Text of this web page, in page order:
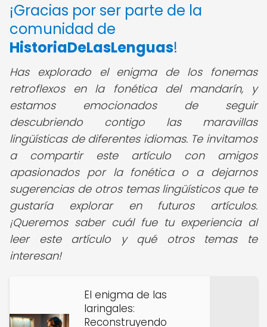
¡Gracias por ser parte de la
comunidad de
HistoriaDeLasLenguas!
Has explorado el enigma de los fonemas
retroflexos en la fonética del mandarín, y
estamos emocionados de seguir
descubriendo contigo las maravillas
lingüísticas de diferentes idiomas. Te invitamos
a compartir este artículo con amigos
apasionados por la fonética o a dejarnos
sugerencias de otros temas lingüísticos que te
gustaría explorar en futuros artículos.
¡Queremos saber cuál fue tu experiencia al
leer este artículo y qué otros temas te
interesan!
El enigma de las
laringales:
Reconstruyendo